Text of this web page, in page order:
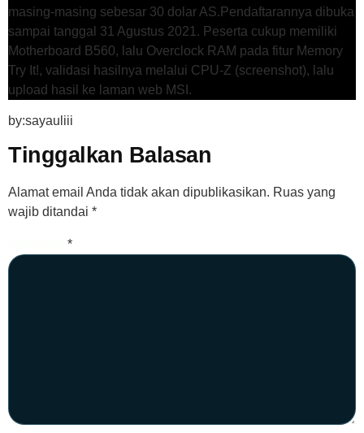
masing-masing sebesar 30 dolar AS.Pendaftarannya dibuka
sampai tanggal 31 Agustus 2021. Peserta cukup memiliki
Motherboard B560, lalu Overclock RAM pada fitur Memory
Try It!, validasi hasilnya melalui CPU-Z (screenshot), lalu
upload hasil ke laman web MSI.
by:sayauliii
Tinggalkan Balasan
Alamat email Anda tidak akan dipublikasikan. Ruas yang
wajib ditandai *
*